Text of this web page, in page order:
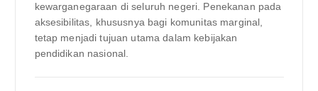
kewarganegaraan di seluruh negeri. Penekanan pada
aksesibilitas, khususnya bagi komunitas marginal,
tetap menjadi tujuan utama dalam kebijakan
pendidikan nasional.